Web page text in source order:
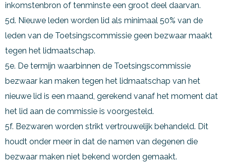
inkomstenbron of tenminste een groot deel daarvan.
5d. Nieuwe leden worden lid als minimaal 50% van de
leden van de Toetsingscommissie geen bezwaar maakt
tegen het lidmaatschap.
5e. De termijn waarbinnen de Toetsingscommissie
bezwaar kan maken tegen het lidmaatschap van het
nieuwe lid is een maand, gerekend vanaf het moment dat
het lid aan de commissie is voorgesteld.
5f. Bezwaren worden strikt vertrouwelijk behandeld. Dit
houdt onder meer in dat de namen van degenen die
bezwaar maken niet bekend worden gemaakt.